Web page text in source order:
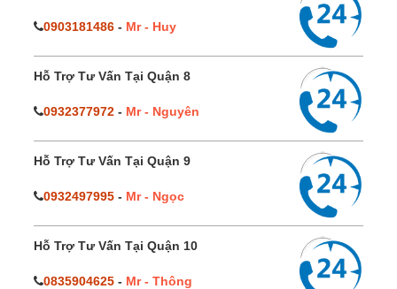
0903181486 - Mr - Huy
Hỗ Trợ Tư Vấn Tại Quận 8
0932377972 - Mr - Nguyên
Hỗ Trợ Tư Vấn Tại Quận 9
0932497995 - Mr - Ngọc
Hỗ Trợ Tư Vấn Tại Quận 10
0835904625 - Mr - Thông